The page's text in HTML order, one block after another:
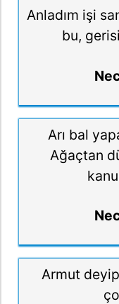
Anladım işi
bu,
Arı bal
Ağaçtan
Armut